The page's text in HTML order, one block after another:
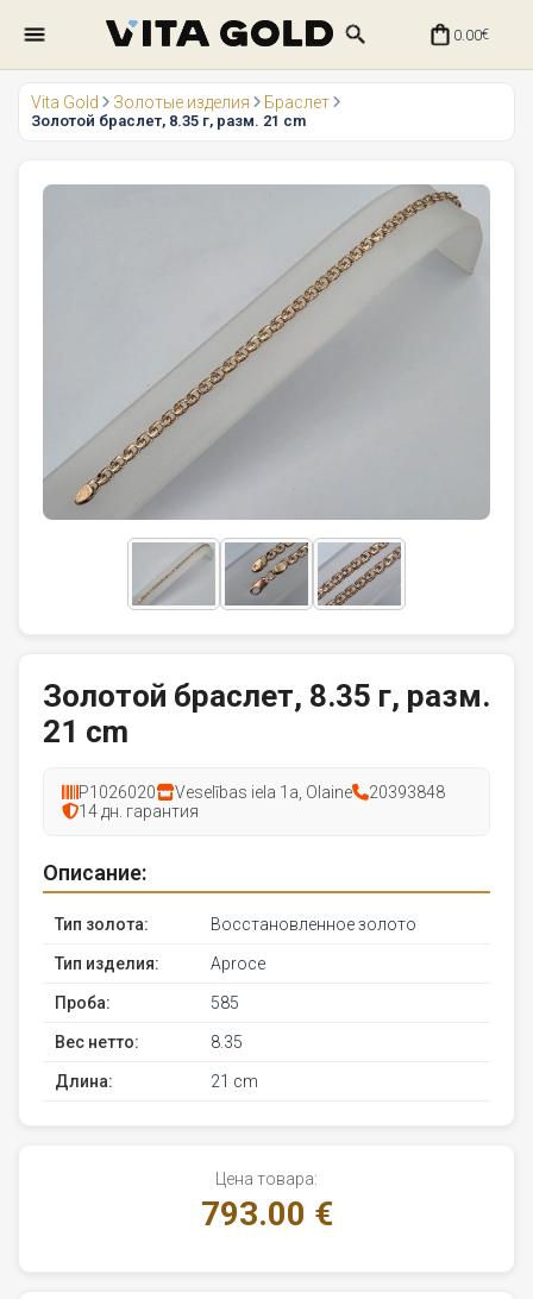
0.00€
Vita Gold Золотые изделия Браслет
Золотой браслет, 8.35 г, разм. 21 cm
Золотой браслет, 8.35 г, разм.
21 cm
P1026020 Veselības iela 1a, Olaine
20393848
14 дн. гарантия
Описание:
Тип золота: Восстановленное золото
Тип изделия: Aproce
Проба: 585
Вес нетто: 8.35
Длина: 21 cm
Цена товара:
793.00 €